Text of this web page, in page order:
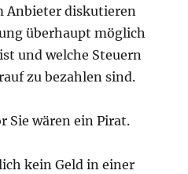
Anbieter diskutieren
überhaupt möglich
und welche Steuern
zu bezahlen sind.
Sie wären ein Pirat.
kein Geld in einer